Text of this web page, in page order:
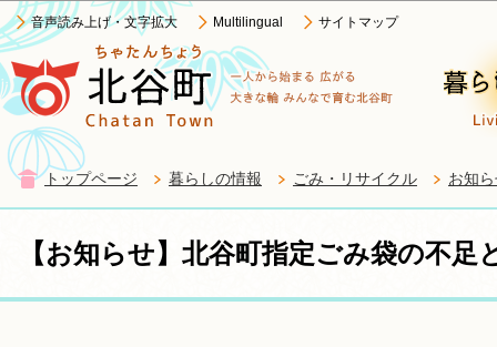
音声読み上げ・文字拡大 Multilingual サイトマップ
トップページ 暮らしの情報 ごみ・リサイクル お知
【お知らせ】北谷町指定ごみ袋の不足